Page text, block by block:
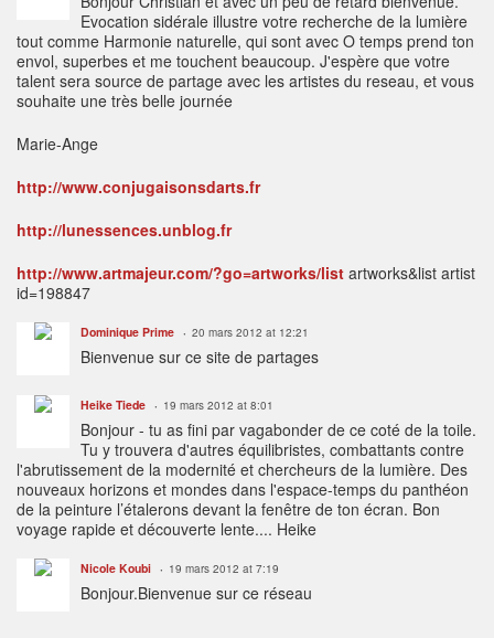
Evocation sidérale illustre votre recherche de la lumière
tout comme Harmonie naturelle, qui sont avec O temps prend ton
envol, superbes et me touchent beaucoup. J'espère que votre
talent sera source de partage avec les artistes du reseau, et vous
souhaite une très belle journée
Marie-Ange
http://www.conjugaisonsdarts.fr
http://lunessences.unblog.fr
http://www.artmajeur.com/?go=artworks/list artworks&list artist
id=198847
Dominique Prime 20 mars 2012 at 12:21
Bienvenue sur ce site de partages
Heike Tiede 19 mars 2012 at 8:01
Bonjour - tu as fini par vagabonder de ce coté de la toile.
Tu y trouvera d'autres équilibristes, combattants contre
l'abrutissement de la modernité et chercheurs de la lumière. Des
nouveaux horizons et mondes dans l'espace-temps du panthéon
de la peinture l’étalerons devant la fenêtre de ton écran. Bon
voyage rapide et découverte lente.... Heike
Nicole Koubi 19 mars 2012 at 7:19
Bonjour.Bienvenue sur ce réseau